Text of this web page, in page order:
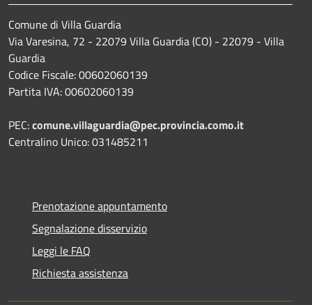
Comune di Villa Guardia
Via Varesina, 72 - 22079 Villa Guardia (CO) - 22079 - Villa
Guardia
Codice Fiscale: 00602060139
Partita IVA: 00602060139
PEC:comune.villaguardia@pec.provincia.como.it
Centralino Unico: 031485211
Prenotazione appuntamento
Segnalazione disservizio
Leggi le FAQ
Richiesta assistenza